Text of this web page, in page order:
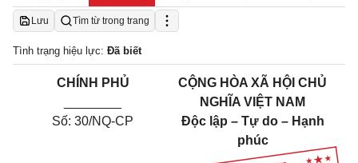
Lưu Tìm từ trong trang
Tình trạng hiệu lực: Đã biết
CHÍNH PHỦ
Số: 30/NQ-CP
CỘNG HÒA XÃ HỘI CHỦ
NGHĨA VIỆT NAM
Độc lập – Tự do – Hạnh
phúc
____________________